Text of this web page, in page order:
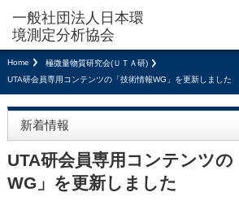
Home
極微量物質研究会(ＵＴＡ研)
UTA研会員専用コンテンツの「技術情報WG」を更新しました
新着情報
UTA研会員専用コンテンツの
WG」を更新しました